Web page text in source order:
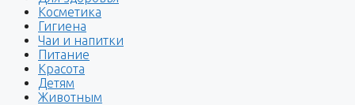
Косметика
Гигиена
Чаи и напитки
Питание
Красота
Детям
Животным